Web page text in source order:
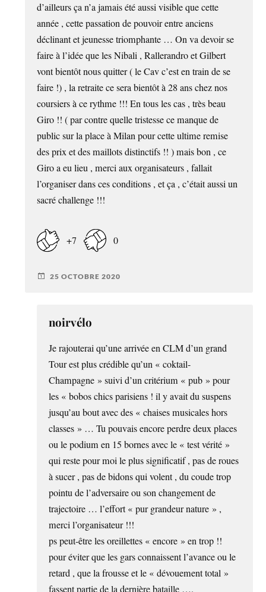
d’ailleurs ça n’a jamais été aussi visible que cette
année , cette passation de pouvoir entre anciens
déclinant et jeunesse triomphante … On va devoir se
faire à l’idée que les Nibali , Rallerandro et Gilbert
vont bientôt nous quitter ( le Cav c’est en train de se
faire !) , la retraite ce sera bientôt à 28 ans chez nos
coursiers à ce rythme !!! En tous les cas , très beau
Giro !! ( par contre quelle tristesse ce manque de
public sur la place à Milan pour cette ultime remise
des prix et des maillots distinctifs !! ) mais bon , ce
Giro a eu lieu , merci aux organisateurs , fallait
l’organiser dans ces conditions , et ça , c’était aussi un
sacré challenge !!!
+7 0
25 OCTOBRE 2020
noirvélo
Je rajouterai qu’une arrivée en CLM d’un grand
Tour est plus crédible qu’un « coktail-
Champagne » suivi d’un critérium « pub » pour
les « bobos chics parisiens ! il y avait du suspens
jusqu’au bout avec des « chaises musicales hors
classes » … Tu pouvais encore perdre deux places
ou le podium en 15 bornes avec le « test vérité »
qui reste pour moi le plus significatif , pas de roues
à sucer , pas de bidons qui volent , du coude trop
pointu de l’adversaire ou son changement de
trajectoire … l’effort « pur grandeur nature » ,
merci l’organisateur !!!
ps peut-être les oreillettes « encore » en trop !!
pour éviter que les gars connaissent l’avance ou le
retard , que la frousse et le « dévouement total »
fassent partie de la dernière bataille ….